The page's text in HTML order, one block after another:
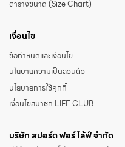
ตารางขนาด (Size Chart)
เงื่อนไข
ข้อกำหนดและเงื่อนไข
นโยบายความเป็นส่วนตัว
นโยบายการใช้คุกกี้
เงื่อนไขสมาชิก LIFE CLUB
บริษัท สปอร์ต ฟอร์ ไล้ฟ์ จำกัด